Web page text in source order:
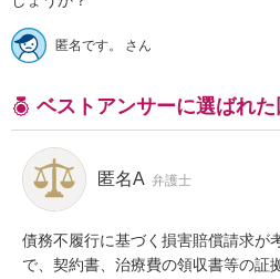
匿名です。 さん
ベストアンサーに選ばれた
匿名A 弁護士
債務不履行に基づく損害賠償請求が
で、契約書、治療費の領収書等の証